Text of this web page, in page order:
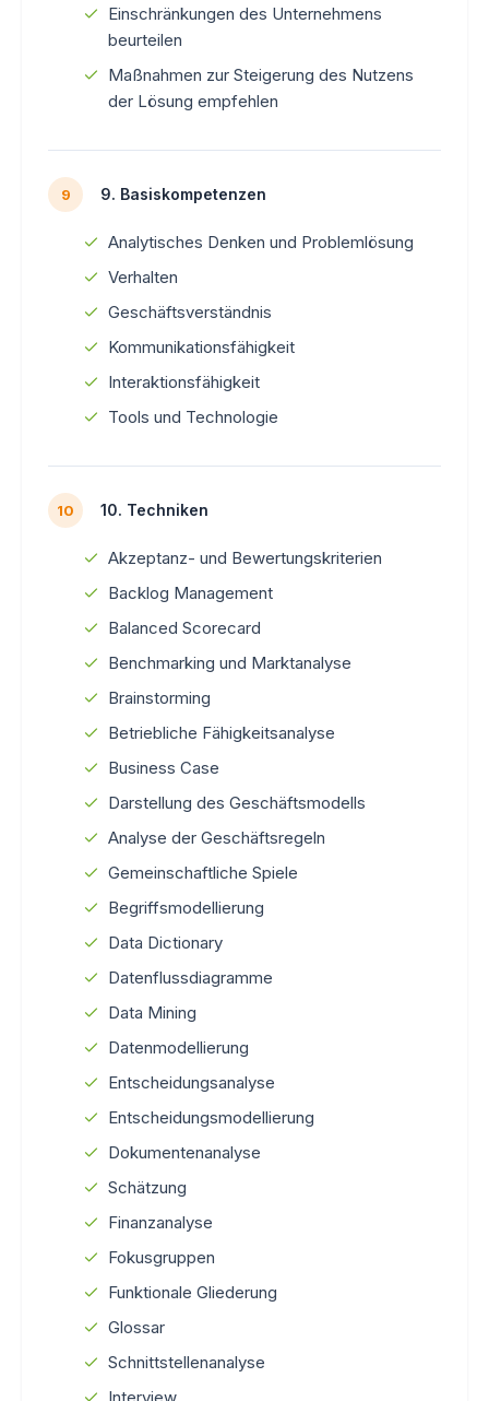
Einschränkungen des Unternehmens
beurteilen
Maßnahmen zur Steigerung des Nutzens
der Lösung empfehlen
9 9. Basiskompetenzen
Analytisches Denken und Problemlösung
Verhalten
Geschäftsverständnis
Kommunikationsfähigkeit
Interaktionsfähigkeit
Tools und Technologie
10 10. Techniken
Akzeptanz- und Bewertungskriterien
Backlog Management
Balanced Scorecard
Benchmarking und Marktanalyse
Brainstorming
Betriebliche Fähigkeitsanalyse
Business Case
Darstellung des Geschäftsmodells
Analyse der Geschäftsregeln
Gemeinschaftliche Spiele
Begriffsmodellierung
Data Dictionary
Datenflussdiagramme
Data Mining
Datenmodellierung
Entscheidungsanalyse
Entscheidungsmodellierung
Dokumentenanalyse
Schätzung
Finanzanalyse
Fokusgruppen
Funktionale Gliederung
Glossar
Schnittstellenanalyse
Interview